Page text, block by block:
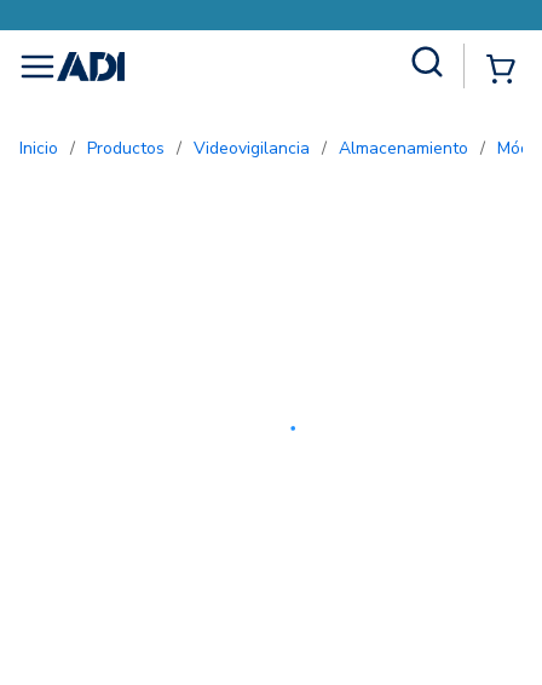
menu
Inicio / Productos / Videovigilancia / Almacenamiento /